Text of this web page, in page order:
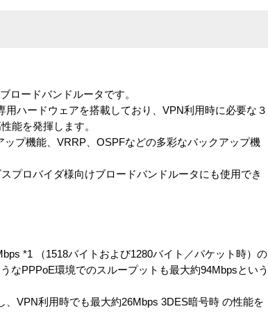
ロードバンドルータです。
ハードウェアを搭載しており、VPN利用時に必要な３
能を発揮します。
プ機能、VRRP、OSPFなどの多彩なバックアップ機
プロバイダ様向けブロードバンドルータにも使用でき
*1 （1518バイトおよび1280バイト／パケット時）の
なPPPoE環境でのスループットも最大約94Mbpsという
VPN利用時でも最大約26Mbps 3DES暗号時 の性能を